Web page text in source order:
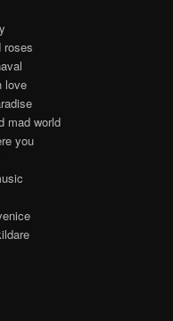
roses
love
mad world
you